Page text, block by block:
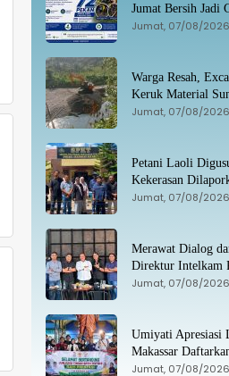
Jumat Bersih Jadi
Wujudkan
Jumat, 07/08/2026
Warga Resah,
Keruk Material
Jembatan
Jumat, 07/08/2026
Petani Laoli
Kekerasan
Pendamping
Jumat, 07/08/2026
Merawat Dialog
Direktur Intelkam
yang Baru Temui
Jumat, 07/08/2026
Umiyati Apresiasi
Makassar
PORPROV ke BPJS
Jumat, 07/08/2026